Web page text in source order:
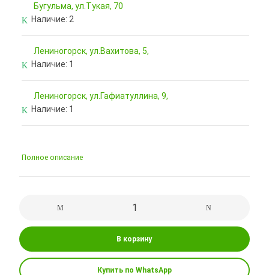
Бугульма, ул.Тукая, 70
Наличие: 2
Лениногорск, ул.Вахитова, 5,
Наличие: 1
Лениногорск, ул.Гафиатуллина, 9,
Наличие: 1
Полное описание
В корзину
Купить по WhatsApp